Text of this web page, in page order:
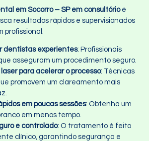
em Socorro – SP em consultórioé
resultados rápidos e supervisionados
dentistas experientes: Profissionais
asseguram um procedimento seguro.
laser para acelerar o processo: Técnicas
promovem um clareamento mais
em poucas sessões: Obtenha um
em menos tempo.
e controlado: O tratamento é feito
clínico, garantindo segurança e